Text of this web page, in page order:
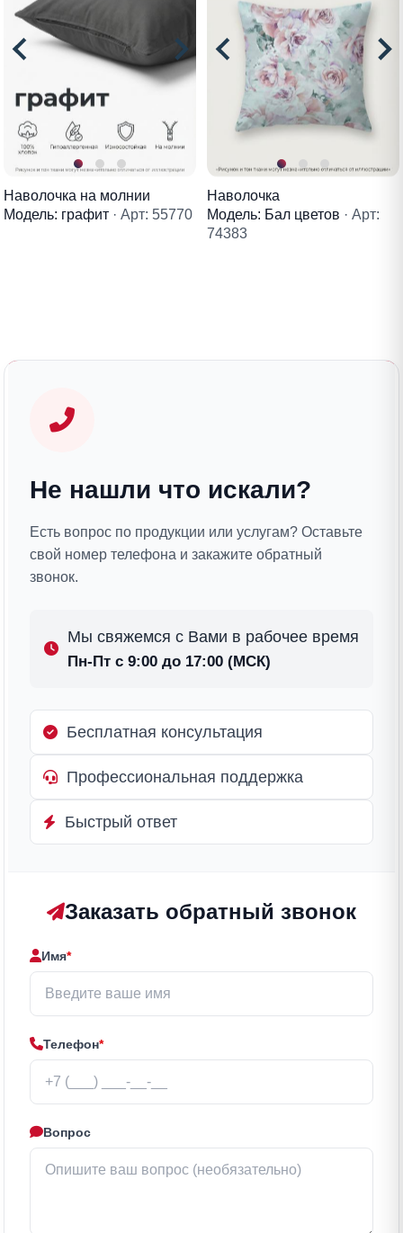
Наволочка на молнии
Модель: графит · Арт: 55770
Наволочка
Модель: Бал цветов · Арт:
74383
Не нашли что искали?
Есть вопрос по продукции или услугам? Оставьте
свой номер телефона и закажите обратный
звонок.
Мы свяжемся с Вами в рабочее время
Пн-Пт с 9:00 до 17:00 (МСК)
Бесплатная консультация
Профессиональная поддержка
Быстрый ответ
Заказать обратный звонок
Имя*
Телефон*
Вопрос